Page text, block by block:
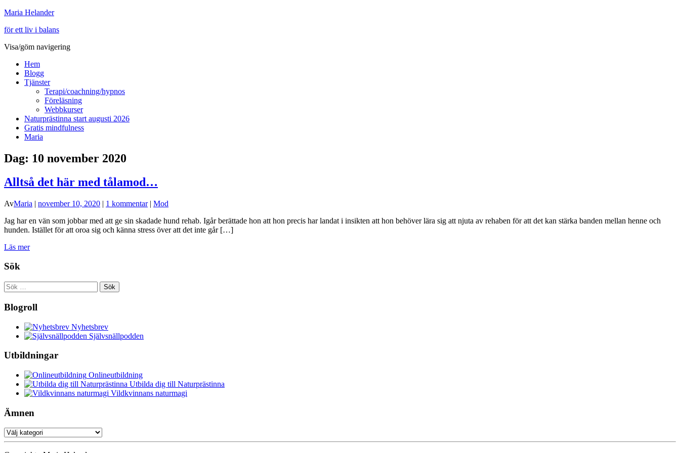
Maria Helander
för ett liv i balans
Visa/göm navigering
Hem
Blogg
Tjänster
Terapi/coachning/hypnos
Föreläsning
Webbkurser
Naturprästinna start augusti 2026
Gratis mindfulness
Maria
Dag: 10 november 2020
Alltså det här med tålamod…
AvMaria | november 10, 2020 | 1 kommentar| Mod
Jag har en vän som jobbar med att ge sin skadade hund rehab. Igår berättade hon att hon precis har landat i insikten att hon behöver lära sig att njuta av rehaben för att det kan stärka banden mellan henne och
hunden. Istället för att oroa sig och känna stress över att det inte går […]
Läs mer
Sök
Sök
efter:
Blogroll
Nyhetsbrev
Självsnällpodden
Utbildningar
Onlineutbildning
Utbilda dig till Naturprästinna
Vildkvinnans naturmagi
Ämnen
Ämnen